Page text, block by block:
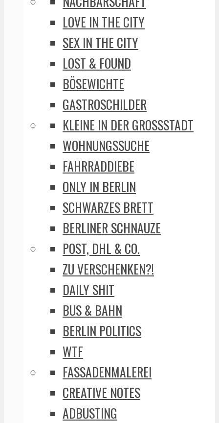
LOVE IN THE CITY
SEX IN THE CITY
LOST & FOUND
BÖSEWICHTE
GASTROSCHILDER
KLEINE IN DER GROSSSTADT
WOHNUNGSSUCHE
FAHRRADDIEBE
ONLY IN BERLIN
SCHWARZES BRETT
BERLINER SCHNAUZE
POST, DHL & CO.
ZU VERSCHENKEN?!
DAILY SHIT
BUS & BAHN
BERLIN POLITICS
WTF
FASSADENMALEREI
CREATIVE NOTES
ADBUSTING